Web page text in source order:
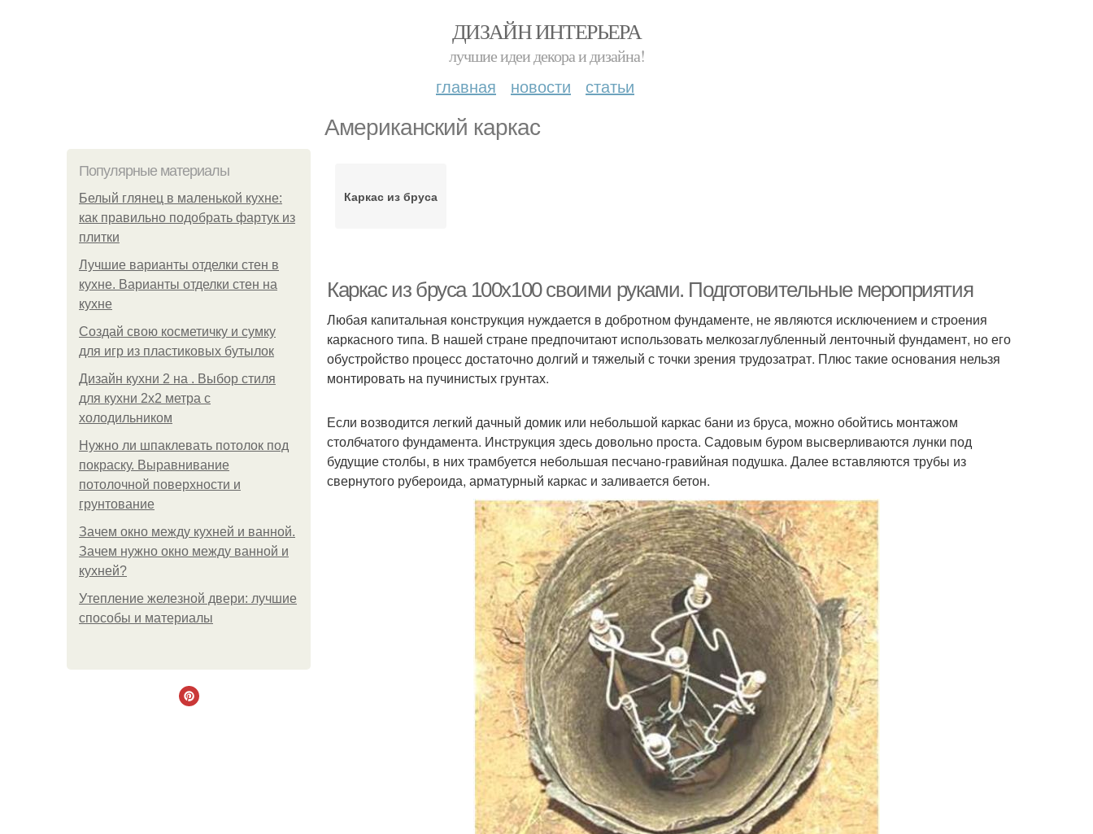
ДИЗАЙН ИНТЕРЬЕРА
лучшие идеи декора и дизайна!
главная новости статьи
Американский каркас
Популярные материалы
Белый глянец в маленькой кухне:
как правильно подобрать фартук из
плитки
Лучшие варианты отделки стен в
кухне. Варианты отделки стен на
кухне
Создай свою косметичку и сумку
для игр из пластиковых бутылок
Дизайн кухни 2 на . Выбор стиля
для кухни 2х2 метра с
холодильником
Нужно ли шпаклевать потолок под
покраску. Выравнивание
потолочной поверхности и
грунтование
Зачем окно между кухней и ванной.
Зачем нужно окно между ванной и
кухней?
Утепление железной двери: лучшие
способы и материалы
Каркас из бруса
Каркас из бруса 100х100 своими руками. Подготовительные мероприятия
Любая капитальная конструкция нуждается в добротном фундаменте, не являются исключением и строения
каркасного типа. В нашей стране предпочитают использовать мелкозаглубленный ленточный фундамент, но его
обустройство процесс достаточно долгий и тяжелый с точки зрения трудозатрат. Плюс такие основания нельзя
монтировать на пучинистых грунтах.
Если возводится легкий дачный домик или небольшой каркас бани из бруса, можно обойтись монтажом
столбчатого фундамента. Инструкция здесь довольно проста. Садовым буром высверливаются лунки под
будущие столбы, в них трамбуется небольшая песчано-гравийная подушка. Далее вставляются трубы из
свернутого рубероида, арматурный каркас и заливается бетон.